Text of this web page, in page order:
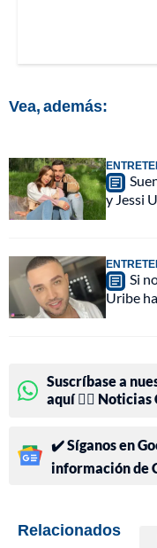
Vea, además:
y Jessi
Si
Uribe
Suscríbase a
aquí 👉🏻
✔️ Síganos en
información de
Relacionados